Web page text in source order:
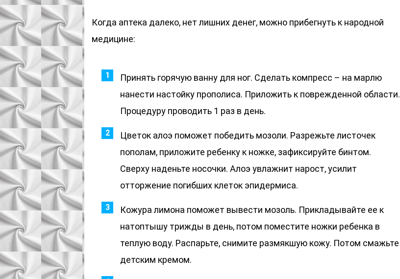
Когда аптека далеко, нет лишних денег, можно прибегнуть к народной
медицине:
Принять горячую ванну для ног. Сделать компресс – на марлю
нанести настойку прополиса. Приложить к поврежденной области.
Процедуру проводить 1 раз в день.
Цветок алоэ поможет победить мозоли. Разрежьте листочек
пополам, приложите ребенку к ножке, зафиксируйте бинтом.
Сверху наденьте носочки. Алоэ увлажнит нарост, усилит
отторжение погибших клеток эпидермиса.
Кожура лимона поможет вывести мозоль. Прикладывайте ее к
натоптышу трижды в день, потом поместите ножки ребенка в
теплую воду. Распарьте, снимите размякшую кожу. Потом смажьте
детским кремом.